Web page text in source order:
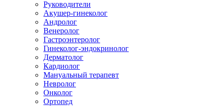
Руководители
Акушер-гинеколог
Андролог
Венеролог
Гастроэнтеролог
Гинеколог-эндокринолог
Дерматолог
Кардиолог
Мануальный терапевт
Невролог
Онколог
Ортопед